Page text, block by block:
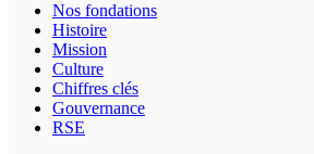
Nos fondations
Histoire
Mission
Culture
Chiffres clés
Gouvernance
RSE